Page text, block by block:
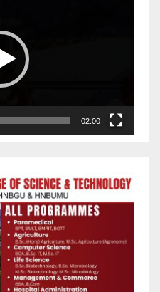
02:00